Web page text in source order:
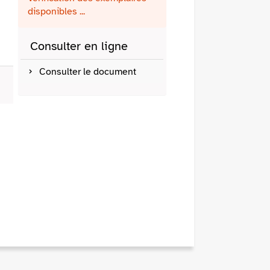
disponibles ...
Consulter en ligne
Consulter le document